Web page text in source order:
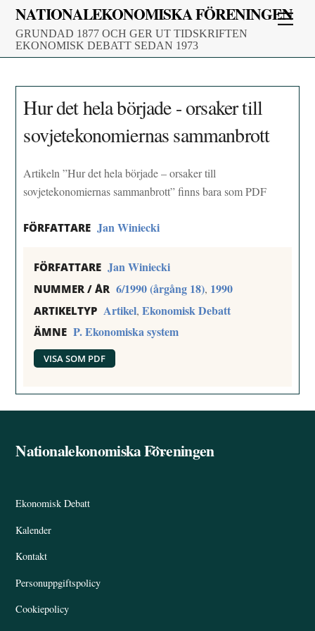
Skip
content
NATIONALEKONOMISKA FÖRENINGEN
GRUNDAD 1877 OCH GER UT TIDSKRIFTEN
EKONOMISK DEBATT SEDAN 1973
Hur det hela började - orsaker till
sovjetekonomiernas sammanbrott
Artikeln ”Hur det hela började – orsaker till
sovjetekonomiernas sammanbrott” finns bara som PDF
FÖRFATTARE Jan Winiecki
FÖRFATTARE Jan Winiecki
NUMMER / ÅR 6/1990 (årgång 18), 1990
ARTIKELTYP Artikel,Ekonomisk Debatt
ÄMNE P. Ekonomiska system
VISA SOM PDF
Back
Nationalekonomiska Föreningen
Ekonomisk Debatt
Kalender
Kontakt
Personuppgiftspolicy
Cookiepolicy